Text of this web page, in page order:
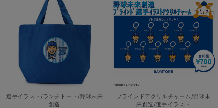
選手イラスト/ランチトート/野球未来
創造
ブラインドアクリルチャーム/野球未
来創造/選手イラスト